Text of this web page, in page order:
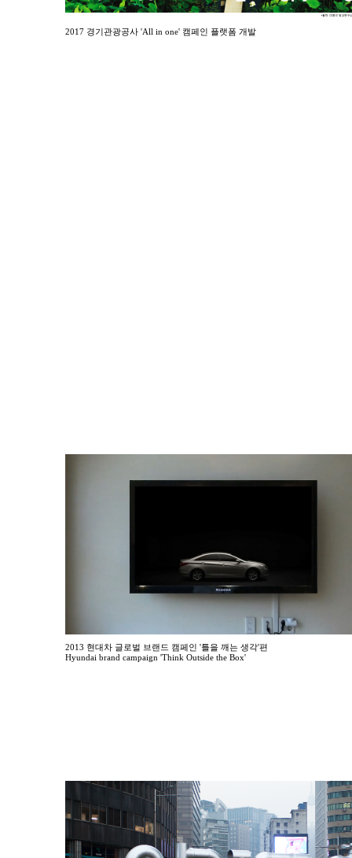
2017 경기관광공사 'All in one' 캠페인 플랫폼 개발
2013 현대차 글로벌 브랜드 캠페인 '틀을 깨는 생각'편
Hyundai brand campaign 'Think Outside the Box'